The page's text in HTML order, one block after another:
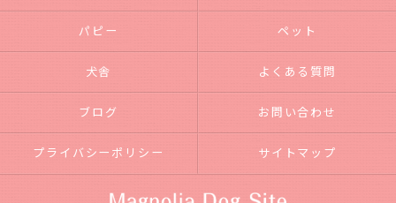
パピー ペット
犬舎 よくある質問
ブログ お問い合わせ
プライバシーポリシー サイトマップ